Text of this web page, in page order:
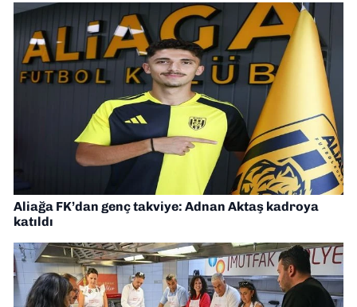
Aliağa FK’dan genç takviye: Adnan Aktaş kadroya
katıldı